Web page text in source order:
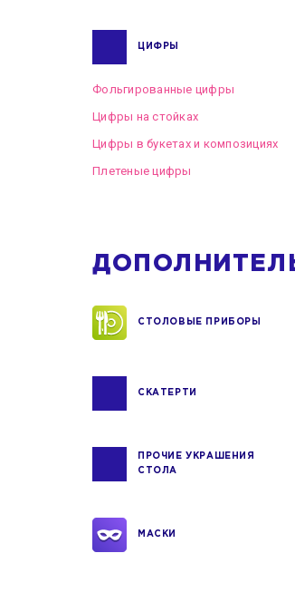
ЦИФРЫ
Фольгированные цифры
Цифры на стойках
Цифры в букетах и композициях
Плетеные цифры
СТОЛОВЫЕ ПРИБОРЫ
СКАТЕРТИ
ПРОЧИЕ УКРАШЕНИЯ
СТОЛА
МАСКИ